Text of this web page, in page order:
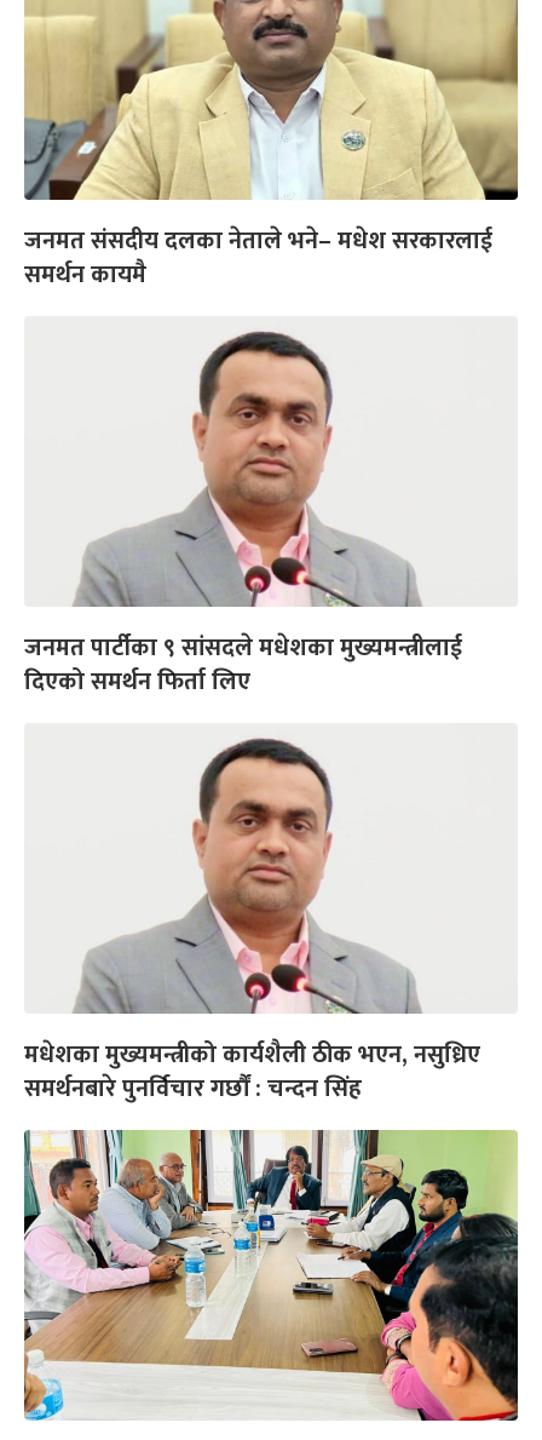
जनमत संसदीय दलका नेताले भने– मधेश सरकारलाई
समर्थन कायमै
जनमत पार्टीका ९ सांसदले मधेशका मुख्यमन्त्रीलाई
दिएको समर्थन फिर्ता लिए
मधेशका मुख्यमन्त्रीको कार्यशैली ठीक भएन, नसुध्रिए
समर्थनबारे पुनर्विचार गर्छौं : चन्दन सिंह